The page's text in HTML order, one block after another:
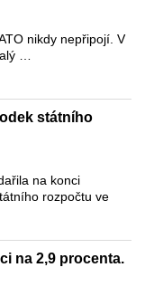
nikdy nepřipojí. V
…
státního
na konci
rozpočtu ve
na 2,9 procenta.